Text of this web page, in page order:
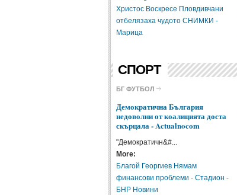
Христос Воскресе Пловдивчани
отбелязаха чудото СНИМКИ -
Марица
СПОРТ
БГ ФУТБОЛ
Демократична България
недоволни от коалицията доста
скърцала - Actualnocom
"Демократичн&#...
More:
Благой Георгиев Нямам
финансови проблеми - Стадион -
БНР Новини